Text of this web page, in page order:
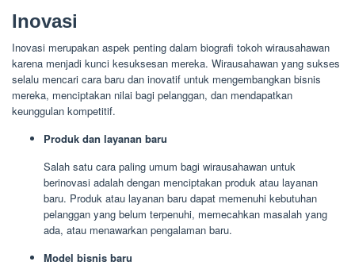
Inovasi
Inovasi merupakan aspek penting dalam biografi tokoh wirausahawan
karena menjadi kunci kesuksesan mereka. Wirausahawan yang sukses
selalu mencari cara baru dan inovatif untuk mengembangkan bisnis
mereka, menciptakan nilai bagi pelanggan, dan mendapatkan
keunggulan kompetitif.
Produk dan layanan baru
Salah satu cara paling umum bagi wirausahawan untuk
berinovasi adalah dengan menciptakan produk atau layanan
baru. Produk atau layanan baru dapat memenuhi kebutuhan
pelanggan yang belum terpenuhi, memecahkan masalah yang
ada, atau menawarkan pengalaman baru.
Model bisnis baru